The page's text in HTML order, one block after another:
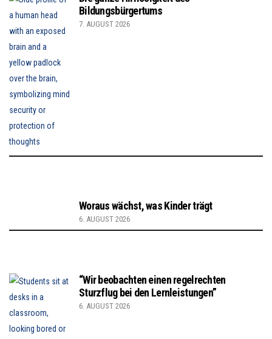
Bildungsbürgertums
7. AUGUST 2026
Woraus wächst, was Kinder trägt
6. AUGUST 2026
“Wir beobachten einen regelrechten
Sturzflug bei den Lernleistungen”
6. AUGUST 2026